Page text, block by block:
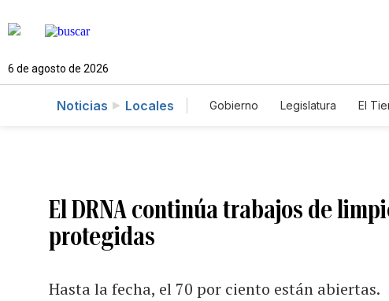
6 de agosto de 2026
Noticias Locales Gobierno Legislatura El
El DRNA continúa trabajos de
protegidas
Hasta la fecha, el 70 por ciento están abiertas.